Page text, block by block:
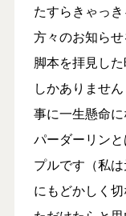
たすらきゃっ
方々のお知ら
脚本を拝見し
しかありませ
事に一生懸命
パーダーリン
プルです（私
にもどかしく